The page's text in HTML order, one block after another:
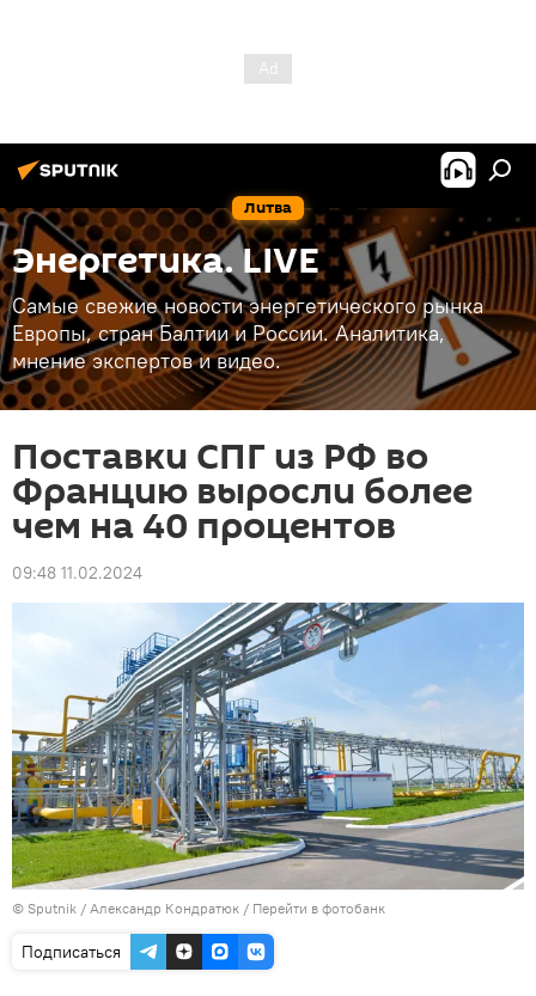
Литва
Энергетика. LIVE
Самые свежие новости энергетического рынка
Европы, стран Балтии и России. Аналитика,
мнение экспертов и видео.
Поставки СПГ из РФ во
Францию выросли более
чем на 40 процентов
09:48 11.02.2024
© Sputnik / Александр Кондратюк / Перейти в фотобанк
Подписаться